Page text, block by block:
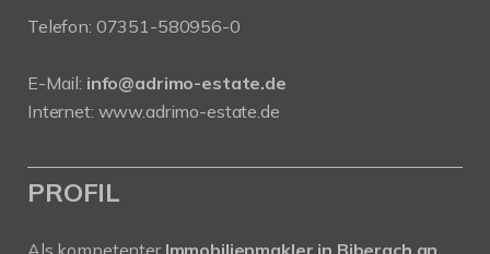
Telefon: 07351-580956-0
E-Mail: info@adrimo-estate.de
Internet: www.adrimo-estate.de
PROFIL